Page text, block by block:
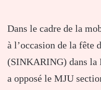
Dans le cadre de la
à l’occasion de la fête
(SINKARING) dans la
a opposé le MJU